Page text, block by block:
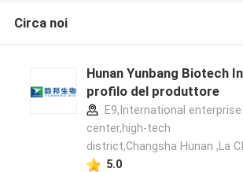
Circa noi
Hunan Yunbang Biotech
profilo del produttore
E9,International enterprise
center,high-tech
district,Changsha Hunan ,La
5.0